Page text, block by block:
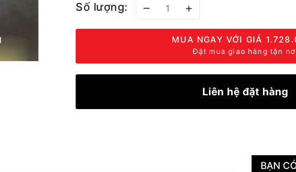
Số lượng: – +
MUA NGAY VỚI GIÁ
Đặt mua giao hàng tận nơi
Liên hệ đặt hàng
BẠN